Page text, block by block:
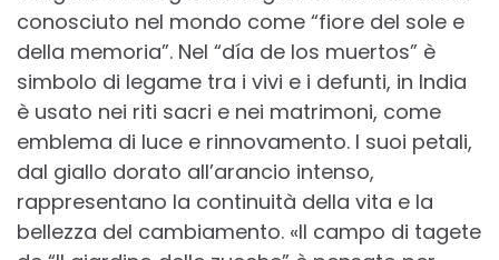
conosciuto nel mondo come “fiore del sole e
della memoria”. Nel “día de los muertos” è
simbolo di legame tra i vivi e i defunti, in India
è usato nei riti sacri e nei matrimoni, come
emblema di luce e rinnovamento. I suoi petali,
dal giallo dorato all’arancio intenso,
rappresentano la continuità della vita e la
bellezza del cambiamento. «Il campo di tagete